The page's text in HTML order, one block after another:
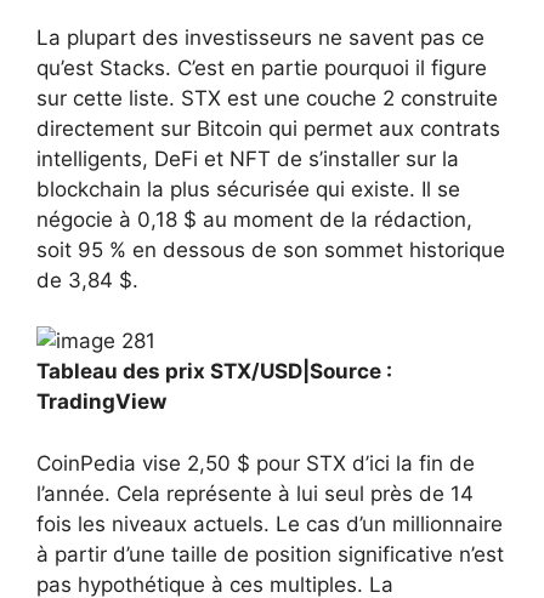
La plupart des investisseurs ne savent pas ce
qu’est Stacks. C’est en partie pourquoi il figure
sur cette liste. STX est une couche 2 construite
directement sur Bitcoin qui permet aux contrats
intelligents, DeFi et NFT de s’installer sur la
blockchain la plus sécurisée qui existe. Il se
négocie à 0,18 $ au moment de la rédaction,
soit 95 % en dessous de son sommet historique
de 3,84 $.
Tableau des prix STX/USD|Source :
TradingView
CoinPedia vise 2,50 $ pour STX d’ici la fin de
l’année. Cela représente à lui seul près de 14
fois les niveaux actuels. Le cas d’un millionnaire
à partir d’une taille de position significative n’est
pas hypothétique à ces multiples. La